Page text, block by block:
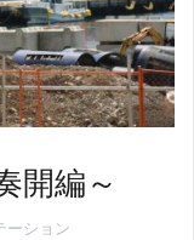
開編～
ーション